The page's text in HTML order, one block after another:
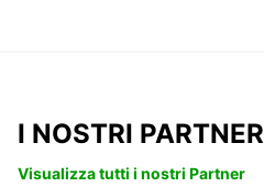
I NOSTRI PARTNER
Visualizza tutti i nostri Partner